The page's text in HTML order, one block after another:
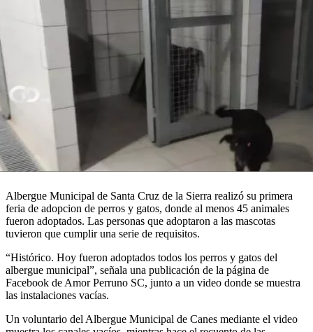
Albergue Municipal de Santa Cruz de la Sierra realizó su primera
feria de adopcion de perros y gatos, donde al menos 45 animales
fueron adoptados. Las personas que adoptaron a las mascotas
tuvieron que cumplir una serie de requisitos.
“Histórico. Hoy fueron adoptados todos los perros y gatos del
albergue municipal”, señala una publicación de la página de
Facebook de Amor Perruno SC, junto a un video donde se muestra
las instalaciones vacías.
Un voluntario del Albergue Municipal de Canes mediante el video